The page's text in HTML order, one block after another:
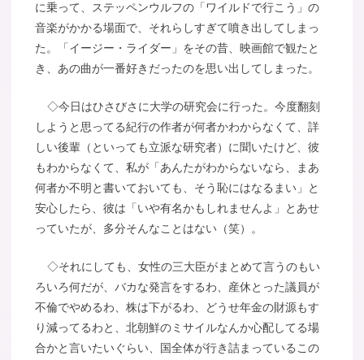
に乗って、ステッペンウルフの「ワイルドで行こう」の
音楽がかかる場面で、それらしすぎて噴き出してしまっ
た。「イージー・ライダー」をその昔、映画館で観たと
き、あの曲が一番好きだったのを思い出してしまった。
◇今日はひさびさに大学の研究会に行った。今度翻刻
しようと思ってる紀行の作者が何者かわからなくて、詳
しい後輩（といっても立派な研究者）に聞いたけど、彼
もわからなくて、私が「あんたがわからないなら、まあ
何者か不明と書いておいても、そう恥にはなるまい」と
安心したら、彼は「いや有名かもしれませんよ」とあせ
っていたが、多分そんなことはない（笑）。
◇それにしても、女性の三大臣がまとめて言うのもい
ろいろ何だが、バカな発言をするわ、産休とった議員が
不倫でやめるわ、株は下がるわ、どうせ年金の財源もす
り減ってるわと、北朝鮮のミサイルなんか心配してる場
合かと言いたいぐらい、国全体が行き詰まっているこの